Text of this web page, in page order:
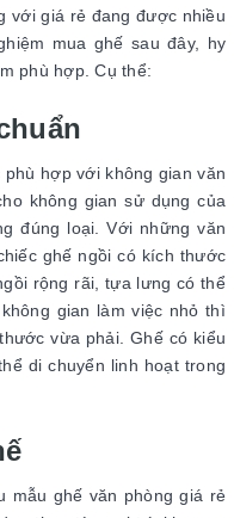
với giá rẻ đang được nhiều
mua ghế sau đây, hy
phù hợp. Cụ thể:
hợp với không gian văn
không gian sử dụng của
đúng loại. Với những văn
ghế ngồi có kích thước
rộng rãi, tựa lưng có thể
gian làm việc nhỏ thì
vừa phải. Ghế có kiểu
di chuyển linh hoạt trong
mẫu ghế văn phòng giá rẻ